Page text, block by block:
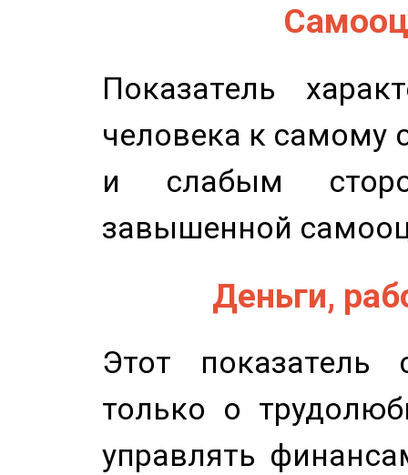
Показатель
человека к самому
и слабым
завышенной
Деньги,
Этот показатель
только о
управлять